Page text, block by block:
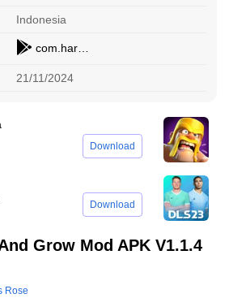
Indonesia
21/11/2024
Download
Download
Grow Mod APK V1.1.4
Rose